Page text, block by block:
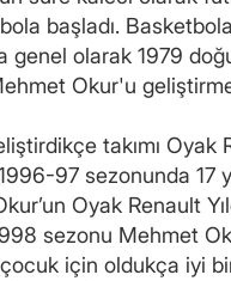
başladı.
genel olarak 1979
Okur'u
takımı
97 sezonunda 17
Oyak Renault
sezonu Mehmet
için oldukça iyi